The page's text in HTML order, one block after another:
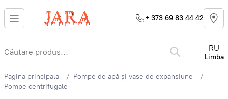
+ 373 69 83 44 42
RU
Limba
Pagina principala
Pompe de apă și vase de expansiune
Pompe centrifugale